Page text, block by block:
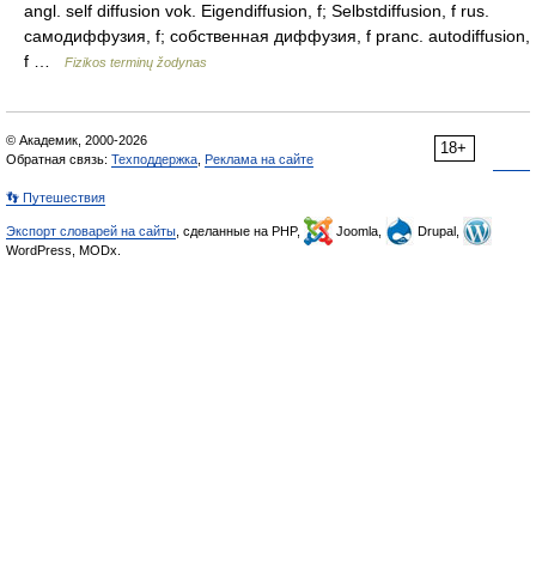
angl. self diffusion vok. Eigendiffusion, f; Selbstdiffusion, f rus.
самодиффузия, f; собственная диффузия, f pranc. autodiffusion,
f …
Fizikos terminų žodynas
18+
© Академик, 2000-2026
Обратная связь: Техподдержка Реклама на сайте
👣 Путешествия
Экспорт словарей на сайты , сделанные на PHP, Joomla,
Drupal,
WordPress, MODx.